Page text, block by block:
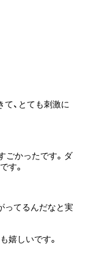
、とても刺激に
ごかったです。ダ
す。
ってるんだなと実
嬉しいです。